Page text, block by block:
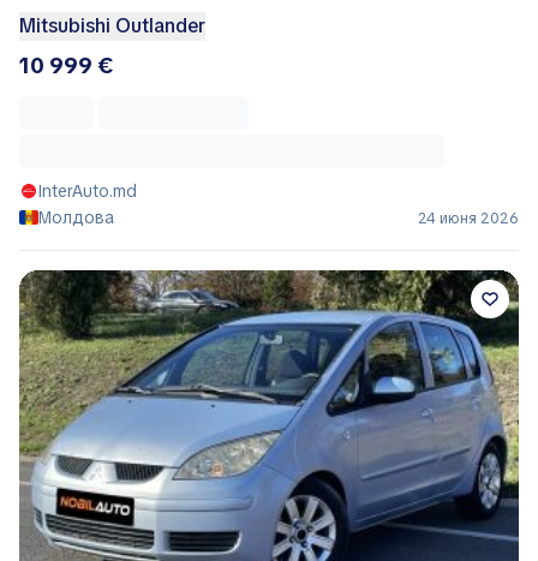
Mitsubishi Outlander
10 999 €
InterAuto.md
Молдова
24 июня 2026